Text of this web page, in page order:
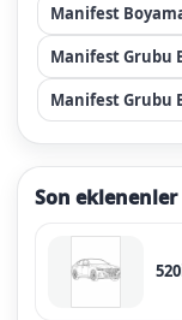
Manifest
Manifest Grubu
Manifest Grubu
Son eklenenler